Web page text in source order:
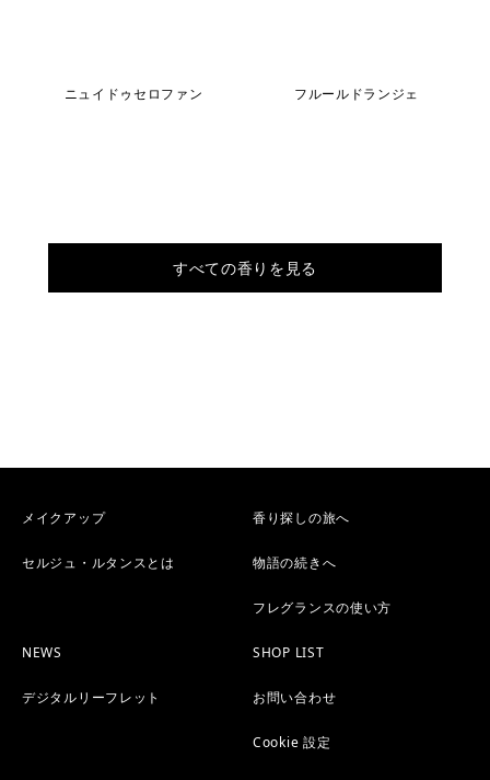
ニュイドゥセロファン フルールドランジェ
すべての香りを見る
メイクアップ
セルジュ・ルタンスとは
香り探しの旅へ
物語の続きへ
フレグランスの使い方
NEWS
デジタルリーフレット
SHOP LIST
お問い合わせ
Cookie 設定